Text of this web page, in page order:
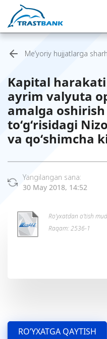
Me’yoriy hujjatlarga
Kapital harakati
ayrim valyuta
amalga
to‘g‘risidagi
va qo‘shimcha
Yangilangan sana:
30 May 2018, 14:52
Ro’yxatdan o’tish
Raqam: 2536-1
RO’YXATGA QAYTISH